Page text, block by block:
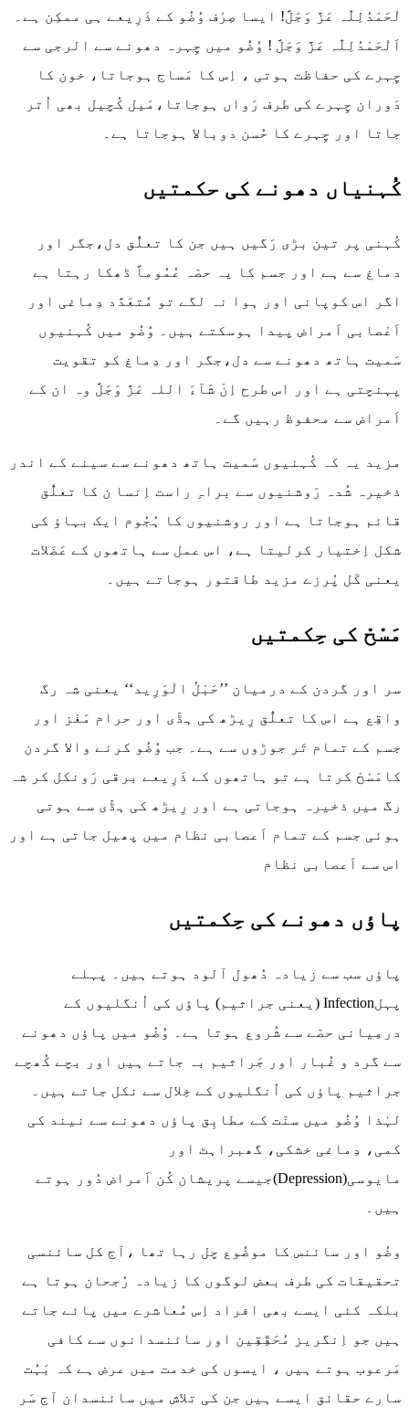
لْحَمْدُلِلّٰہ عَزَّ وَجَلَّ! ایسا صِرْف وُضُو کے ذَرِیعے ہی ممکِن ہے۔
اَلْحَمْدُلِلّٰہ عَزَّ وَجَلَّ ! وُضُو میں چِہرہ دھونے سے الرجی سے
چِہرے کی حفاظت ہوتی ، اِس کا مَساج ہوجاتا، خون کا
دَوران چِہرے کی طرف رَواں ہوجاتا،مَیل کُچیل بھی اُتر
جاتا اور چِہرے کا حُسن دوبالا ہوجاتا ہے۔
کُہنیاں دھونے کی حکمتیں
کُہنی پر تین بڑی رَگیں ہیں جن کا تعلُّق دل،جگر اور
دماغ سے ہے اور جسم کا یہ حصّہ عُمُوماً ڈھکا رہتا ہے
اگر اس کوپانی اور ہوا نہ لگے تو مُتعَدَّد دِماغی اور
اَعْصابی اَمراض پیدا ہوسکتے ہیں۔ وُضُو میں کُہنیوں
سَمیت ہاتھ دھونے سے دل،جگر اور دِماغ کو تقویت
پہنچتی ہے اور اس طرح اِنْ شَآءَ اللہ عَزَّ وَجَلَّ وہ ان کے
اَمراض سے محفوظ رہیں گے۔
مزید یہ کہ کُہنیوں سَمیت ہاتھ دھونے سے سینے کے اندر
ذخیرہ شُدہ رَوشنیوں سے براہِ راست اِنسا ن کا تعلُّق
قائم ہوجاتا ہے اور روشنیوں کا ہُجُوم ایک بہاؤ کی
شکل اِختیار کرلیتا ہے، اس عمل سے ہاتھوں کے عَضَلات
یعنی کَل پُرزے مزید طاقتور ہوجاتے ہیں۔
مَسْحْ کی حِکمتیں
سر اور گردن کے درمیان ’’حَبْلُ الْوَرِید‘‘ یعنی شہ رگ
واقِع ہے اس کا تعلُّق رِیڑھ کی ہڈّی اور حرام مَغْز اور
جسم کے تمام تَر جوڑوں سے ہے۔ جب وُضُو کرنے والا گردن
کامَسْحْ کرتا ہے تو ہاتھوں کے ذَرِیعے برقی رَونکل کر شہ
رگ میں ذخیرہ ہوجاتی ہے اور رِیڑھ کی ہڈّی سے ہوتی
ہوئی جسم کے تمام اَعصابی نظام میں پھیل جاتی ہے اور
اس سے اَعصابی نظام
پاؤں دھونے کی حِکمتیں
پاؤں سب سے زیادہ دُھول آلود ہوتے ہیں۔ پہلے
پہلInfection (یعنی جراثیم) پاؤں کی اُنگلیوں کے
درمِیانی حصّے سے شُروع ہوتا ہے۔ وُضُو میں پاؤں دھونے
سے گرد و غُبار اور جَراثیم بہ جاتے ہیں اور بچے کُھچے
جراثیم پاؤں کی اُنگلیوں کے خِلال سے نکل جاتے ہیں۔
لہٰذا وُضُو میں سنّت کے مطابِق پاؤں دھونے سے نیند کی
کمی، دِماغی خشکی، گھبراہٹ اور
مایوسی(Depression)جیسے پریشان کُن اَمراض دُور ہوتے
ہیں۔
وضُو اور سائنس کا موضُوع چل رہا تھا ،آج کل سائنسی
تحقیقات کی طرف بعض لوگوں کا زیادہ رُجحان ہوتا ہے
بلکہ کئی ایسے بھی افراد اِس مُعاشرے میں پائے جاتے
ہیں جو اِنگریز مُحَقِّقِین اور سائنسدانوں سے کافی
مَرعوب ہوتے ہیں ، ایسوں کی خدمت میں عرض ہے کہ بَہُت
سارے حقائق ایسے ہیں جن کی تلاش میں سائنسدان آج سَر